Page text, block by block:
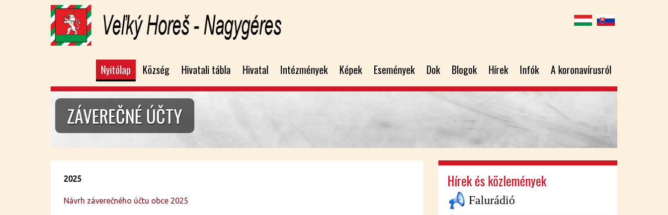
Nyitólap Község Hivatali tábla Hivatal Intézmények Képek Események Dok Blogok Hírek Infók A koronavírusról
ZÁVEREČNÉ ÚČTY
2025
Návrh záverečného účtu obce 2025
Hírek és közlemények
Falurádió